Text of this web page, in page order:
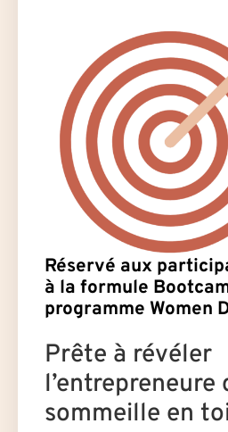
Réservé aux
à la formule
programme Women
Prête à révéler
l’entrepreneure
sommeille en